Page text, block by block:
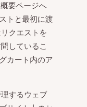
要ページへ
トと最初に渡
クエストを
しているこ
カート内のア
するウェブ